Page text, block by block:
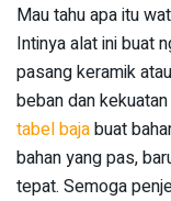
Mau tahu apa itu
Intinya alat ini buat
pasang keramik
beban dan
tabel bajabuat
bahan yang pas,
tepat. Semoga